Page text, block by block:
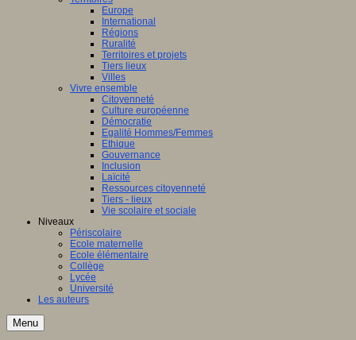
Europe
International
Régions
Ruralité
Territoires et projets
Tiers lieux
Villes
Vivre ensemble
Citoyenneté
Culture européenne
Démocratie
Egalité Hommes/Femmes
Ethique
Gouvernance
Inclusion
Laïcité
Ressources citoyenneté
Tiers - lieux
Vie scolaire et sociale
Niveaux
Périscolaire
Ecole maternelle
Ecole élémentaire
Collège
Lycée
Université
Les auteurs
Menu